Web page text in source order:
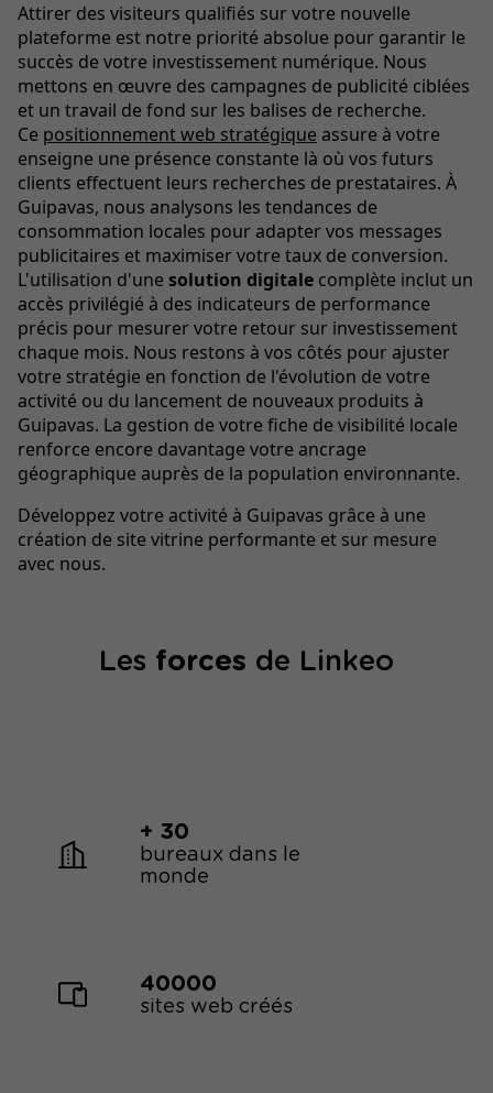
Attirer des visiteurs qualifiés sur votre nouvelle
plateforme est notre priorité absolue pour garantir le
succès de votre investissement numérique. Nous
mettons en œuvre des campagnes de publicité ciblées
et un travail de fond sur les balises de recherche.
Ce positionnement web stratégique assure à votre
enseigne une présence constante là où vos futurs
clients effectuent leurs recherches de prestataires. À
Guipavas, nous analysons les tendances de
consommation locales pour adapter vos messages
publicitaires et maximiser votre taux de conversion.
L'utilisation d'une solution digitale complète inclut un
accès privilégié à des indicateurs de performance
précis pour mesurer votre retour sur investissement
chaque mois. Nous restons à vos côtés pour ajuster
votre stratégie en fonction de l'évolution de votre
activité ou du lancement de nouveaux produits à
Guipavas. La gestion de votre fiche de visibilité locale
renforce encore davantage votre ancrage
géographique auprès de la population environnante.
Développez votre activité à Guipavas grâce à une
création de site vitrine performante et sur mesure
avec nous.
Les forces de Linkeo
+ 30
bureaux dans le
monde
40000
sites web créés